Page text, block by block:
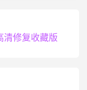
清修复收藏版